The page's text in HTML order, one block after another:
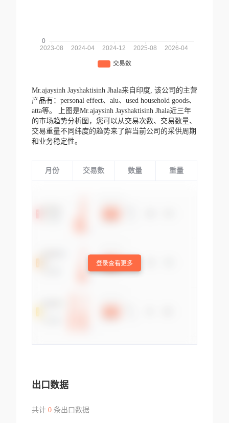
Mr.ajaysinh Jayshaktisinh Jhala来自印度, 该公司的主营
产品有：personal effect、alu、used household goods、
atta等。
上图是Mr.ajaysinh Jayshaktisinh Jhala近三年
的市场趋势分析图，您可以从交易次数、交易数量、
交易重量不同纬度的趋势来了解当前公司的采供周期
和业务稳定性。
月份 交易数 数量 重量
登录查看更多
出口数据
共计 0条出口数据